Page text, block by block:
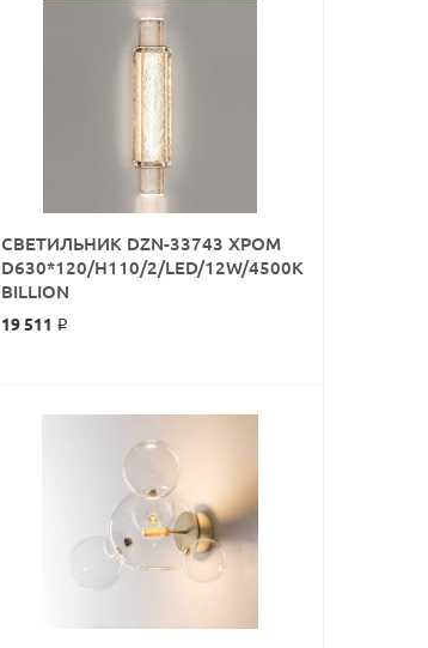
СВЕТИЛЬНИК DZN-33743 ХРОМ
D630*120/H110/2/LED/12W/4500K
BILLION
19 511 ₽
КУПИТЬ